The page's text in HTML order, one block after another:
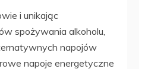
i unikając
spożywania alkoholu,
napojów
napoje energetyczne